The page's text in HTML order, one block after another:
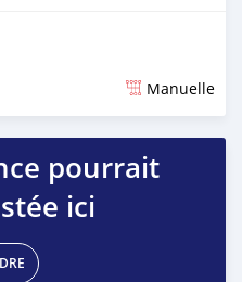
Manuelle
pourrait
ici